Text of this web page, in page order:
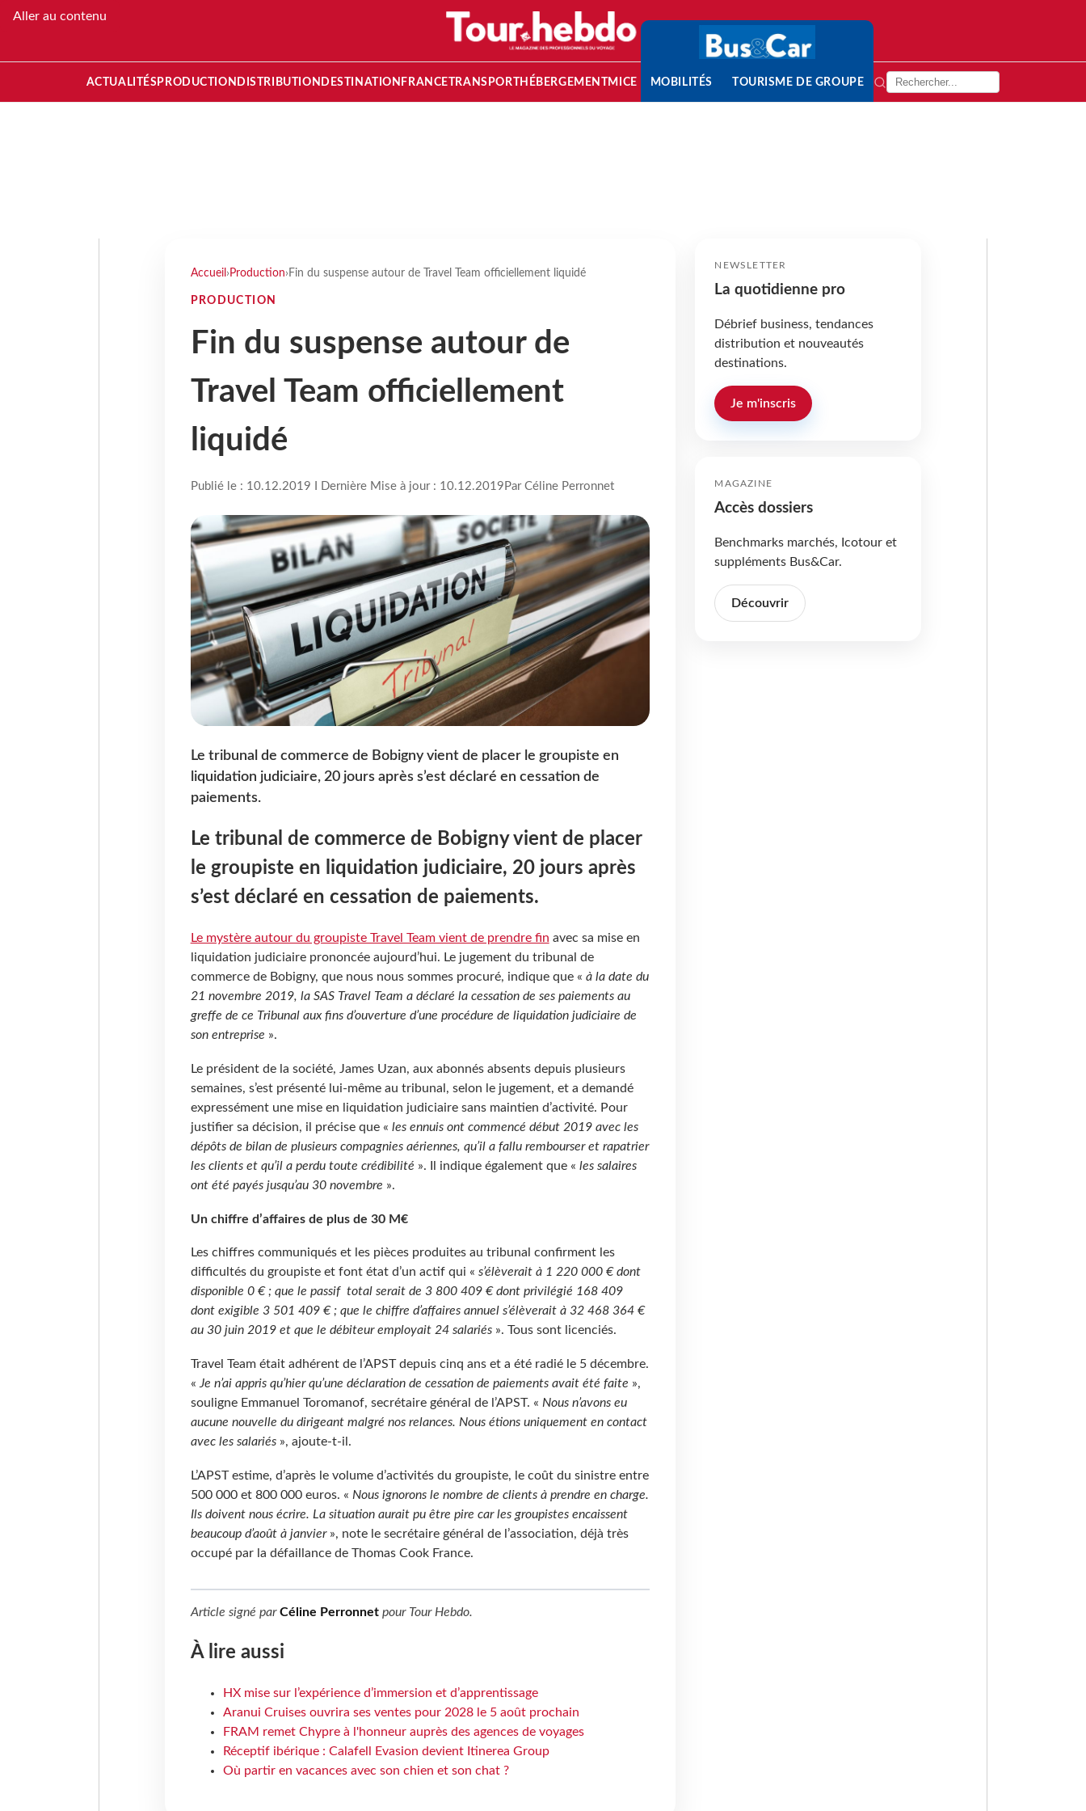
Aller au contenu
ACTUALITÉS PRODUCTION DISTRIBUTION DESTINATION FRANCETRANSPORT HÉBERGEMENTMICE MOBILITÉS TOURISME DE GROUPE
Accueil › Production› Fin du suspense autour de Travel Team officiellement liquidé
PRODUCTION
Fin du suspense autour de
Travel Team officiellement
liquidé
Publié le : 10.12.2019 I Dernière Mise à jour : 10.12.2019 Par Céline Perronnet
Le tribunal de commerce de Bobigny vient de placer le groupiste en
liquidation judiciaire, 20 jours après s’est déclaré en cessation de
paiements.
Le tribunal de commerce de Bobigny vient de placer
le groupiste en liquidation judiciaire, 20 jours après
s’est déclaré en cessation de paiements.
Le mystère autour du groupiste Travel Team vient de prendre fin avec sa mise en
liquidation judiciaire prononcée aujourd’hui. Le jugement du tribunal de
commerce de Bobigny, que nous nous sommes procuré, indique que « à la date du
21 novembre 2019, la SAS Travel Team a déclaré la cessation de ses paiements au
greffe de ce Tribunal aux fins d’ouverture d’une procédure de liquidation judiciaire de
son entreprise ».
Le président de la société, James Uzan, aux abonnés absents depuis plusieurs
semaines, s’est présenté lui-même au tribunal, selon le jugement, et a demandé
expressément une mise en liquidation judiciaire sans maintien d’activité. Pour
justifier sa décision, il précise que « les ennuis ont commencé début 2019 avec les
dépôts de bilan de plusieurs compagnies aériennes, qu’il a fallu rembourser et rapatrier
les clients et qu’il a perdu toute crédibilité ». Il indique également que « les salaires
ont été payés jusqu’au 30 novembre ».
Un chiffre d’affaires de plus de 30 M€
Les chiffres communiqués et les pièces produites au tribunal confirment les
difficultés du groupiste et font état d’un actif qui « s’élèverait à 1 220 000 € dont
disponible 0 € ; que le passif total serait de 3 800 409 € dont privilégié 168 409
dont exigible 3 501 409 € ; que le chiffre d’affaires annuel s’élèverait à 32 468 364 €
au 30 juin 2019 et que le débiteur employait 24 salariés». Tous sont licenciés.
Travel Team était adhérent de l’APST depuis cinq ans et a été radié le 5 décembre.
«Je n’ai appris qu’hier qu’une déclaration de cessation de paiements avait été faite »,
souligne Emmanuel Toromanof, secrétaire général de l’APST. « Nous n’avons eu
aucune nouvelle du dirigeant malgré nos relances. Nous étions uniquement en contact
avec les salariés», ajoute-t-il.
L’APST estime, d’après le volume d’activités du groupiste, le coût du sinistre entre
500 000 et 800 000 euros. « Nous ignorons le nombre de clients à prendre en charge.
Ils doivent nous écrire. La situation aurait pu être pire car les groupistes encaissent
beaucoup d’août à janvier», note le secrétaire général de l’association, déjà très
occupé par la défaillance de Thomas Cook France.
Article signé parCéline Perronnetpour Tour Hebdo.
À lire aussi
HX mise sur l’expérience d’immersion et d’apprentissage
Aranui Cruises ouvrira ses ventes pour 2028 le 5 août prochain
FRAM remet Chypre à l'honneur auprès des agences de voyages
Réceptif ibérique : Calafell Evasion devient Itinerea Group
Où partir en vacances avec son chien et son chat ?
NEWSLETTER
La quotidienne pro
Débrief business, tendances
distribution et nouveautés
destinations.
Je m'inscris
MAGAZINE
Accès dossiers
Benchmarks marchés, Icotour et
suppléments Bus&Car.
Découvrir